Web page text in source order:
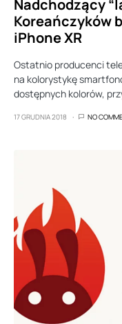
Nadchodzący
Koreańczyków
iPhone XR
Ostatnio producenci
na kolorystykę
dostępnych kolorów,
17 GRUDNIA 2018 NO